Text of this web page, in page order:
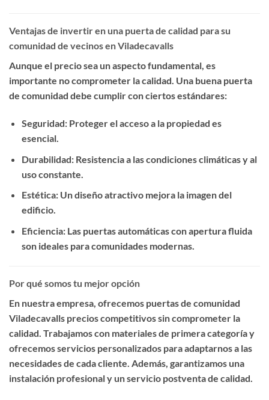
Ventajas de invertir en una puerta de calidad para su
comunidad de vecinos en Viladecavalls
Aunque el precio sea un aspecto fundamental, es
importante no comprometer la calidad. Una buena puerta
de comunidad debe cumplir con ciertos estándares:
Seguridad: Proteger el acceso a la propiedad es
esencial.
Durabilidad: Resistencia a las condiciones climáticas y al
uso constante.
Estética: Un diseño atractivo mejora la imagen del
edificio.
Eficiencia: Las puertas automáticas con apertura fluida
son ideales para comunidades modernas.
Por qué somos tu mejor opción
En nuestra empresa, ofrecemos puertas de comunidad
Viladecavalls precios competitivossin comprometer la
calidad. Trabajamos con materiales de primera categoría y
ofrecemos servicios personalizados para adaptarnos a las
necesidades de cada cliente. Además, garantizamos una
instalación profesional y un servicio postventa de calidad.